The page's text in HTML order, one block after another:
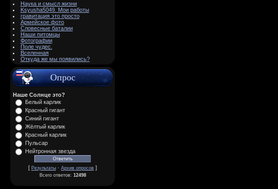
Наука и смысл жизни
Ksyusha5049. Мои работы
гравитация это просто
Армейское фото
Словесные баталии
Наши питомцы
Фотографии
Поле чудес.
Вселенная
Откуда же мы появились?
Опрос
Наше Солнце это?
Белый карлик
Красный гигант
Синий гигант
Жёлтый карлик
Красный карлик
Пульсар
Нейтронная звезда
[ Результаты · Архив опросов ]
Всего ответов: 12498